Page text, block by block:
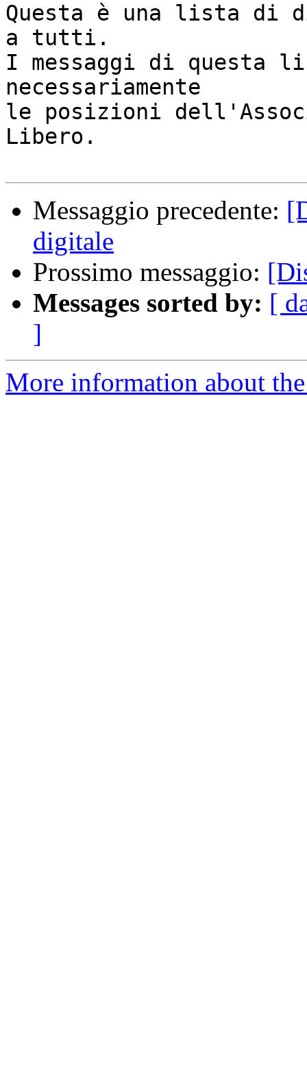
Questa è una lista di
a tutti.
I messaggi di questa
necessariamente
le posizioni
Libero.
Messaggio precedente:
digitale
Prossimo messaggio:
Messages sorted by: [
]
More information about